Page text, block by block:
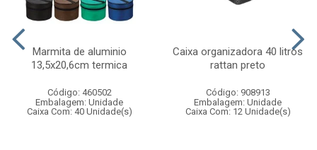
Marmita de aluminio
13,5x20,6cm termica
Código: 460502
Embalagem: Unidade
Caixa Com: 40 Unidade(s)
Caixa organizadora 40 litros
rattan preto
Código: 908913
Embalagem: Unidade
Caixa Com: 12 Unidade(s)